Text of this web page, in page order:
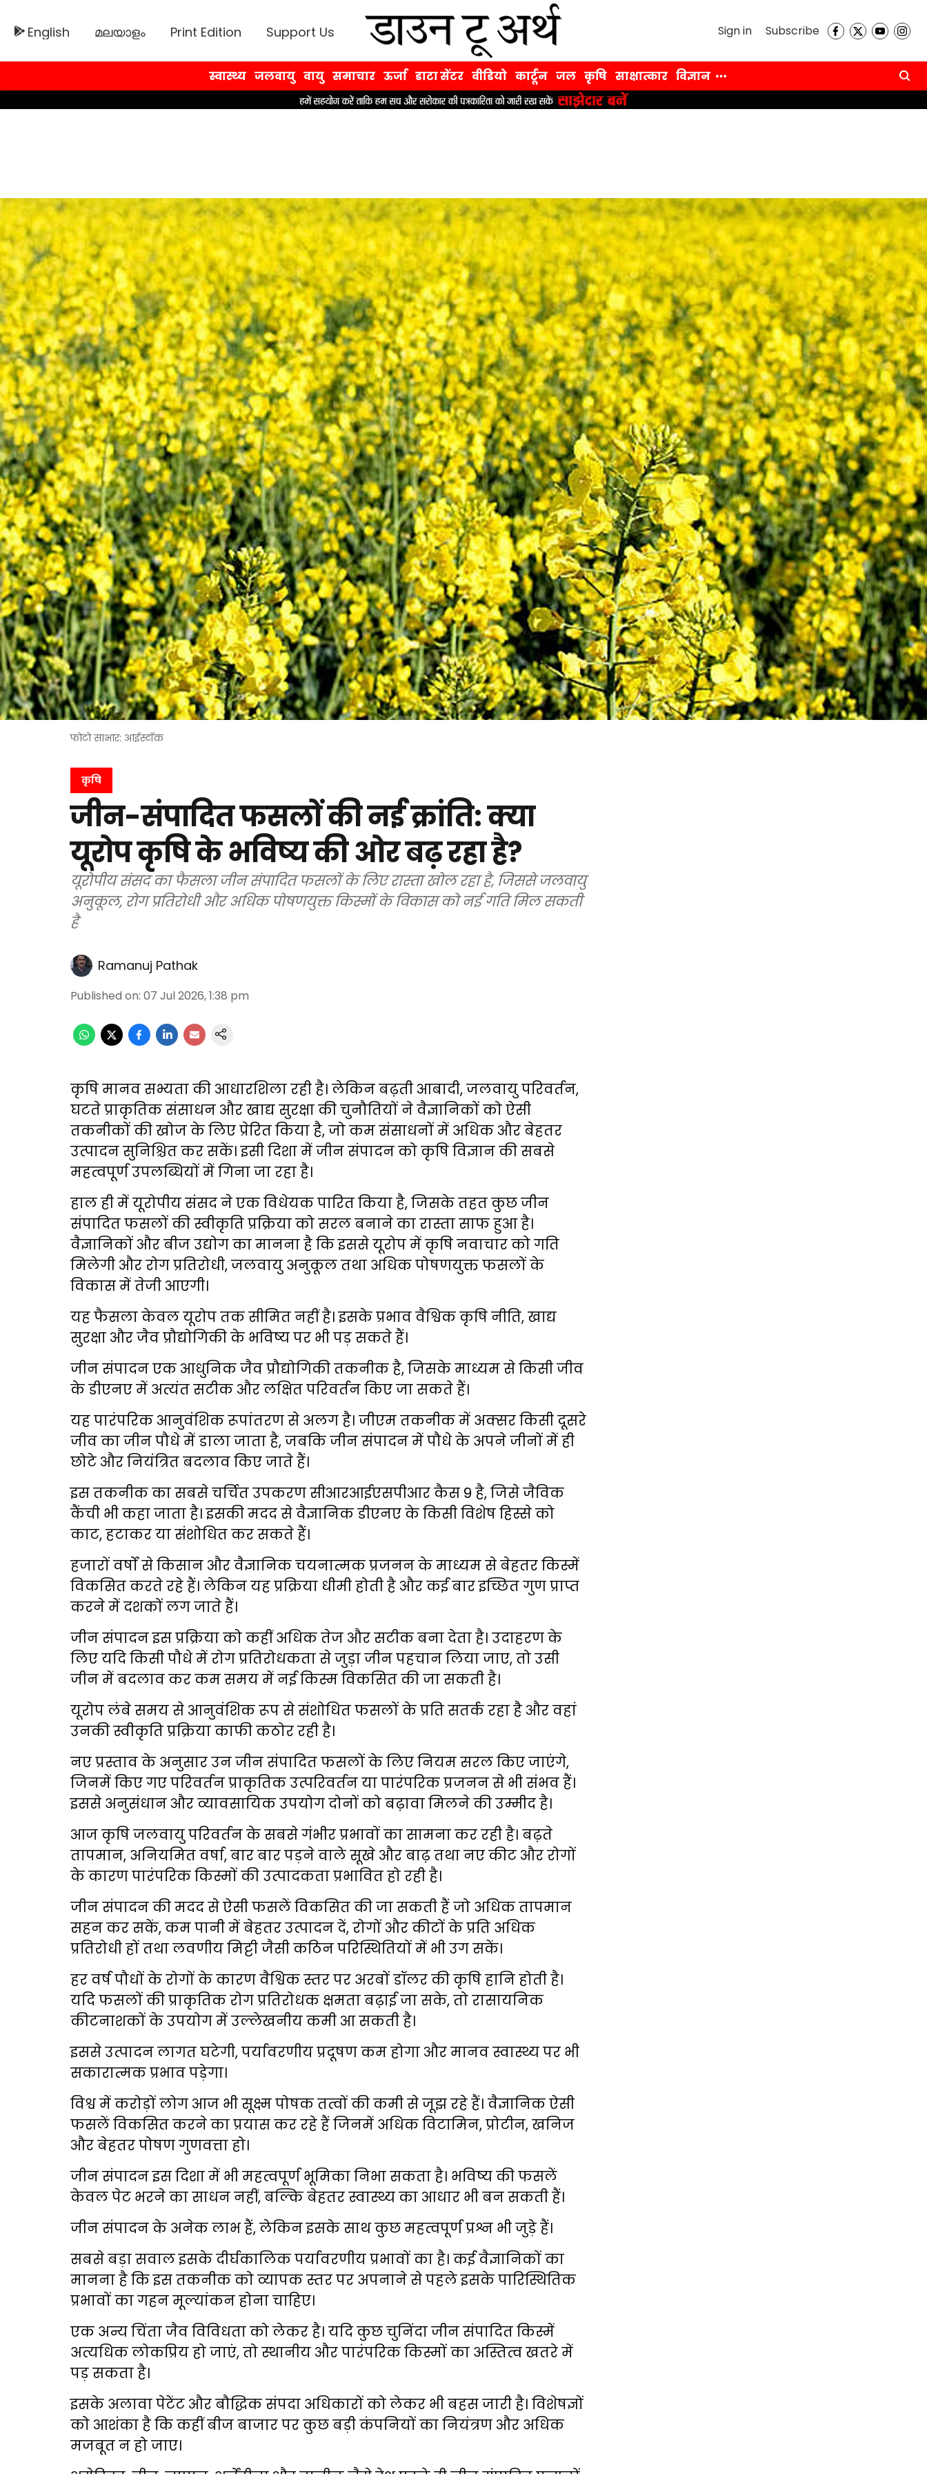
English മലയാളം Print Edition Support Us Sign in Subscribe
स्वास्थ्य जलवायु वायु समाचार ऊर्जा डाटा सेंटर वीडियो कार्टून जल कृषि साक्षात्कार विज्ञान
फोटो साभार: आईस्टॉक
कृषि
जीन-संपादित फसलों की नई क्रांति: क्या
यूरोप कृषि के भविष्य की ओर बढ़ रहा है?
यूरोपीय संसद का फैसला जीन संपादित फसलों के लिए रास्ता खोल रहा है, जिससे जलवायु
अनुकूल, रोग प्रतिरोधी और अधिक पोषणयुक्त किस्मों के विकास को नई गति मिल सकती
है
Ramanuj Pathak
Published on: 07 Jul 2026, 1:38 pm
कृषि मानव सभ्यता की आधारशिला रही है। लेकिन बढ़ती आबादी, जलवायु परिवर्तन,
घटते प्राकृतिक संसाधन और खाद्य सुरक्षा की चुनौतियों ने वैज्ञानिकों को ऐसी
तकनीकों की खोज के लिए प्रेरित किया है, जो कम संसाधनों में अधिक और बेहतर
उत्पादन सुनिश्चित कर सकें। इसी दिशा में जीन संपादन को कृषि विज्ञान की सबसे
महत्वपूर्ण उपलब्धियों में गिना जा रहा है।
हाल ही में यूरोपीय संसद ने एक विधेयक पारित किया है, जिसके तहत कुछ जीन
संपादित फसलों की स्वीकृति प्रक्रिया को सरल बनाने का रास्ता साफ हुआ है।
वैज्ञानिकों और बीज उद्योग का मानना है कि इससे यूरोप में कृषि नवाचार को गति
मिलेगी और रोग प्रतिरोधी, जलवायु अनुकूल तथा अधिक पोषणयुक्त फसलों के
विकास में तेजी आएगी।
यह फैसला केवल यूरोप तक सीमित नहीं है। इसके प्रभाव वैश्विक कृषि नीति, खाद्य
सुरक्षा और जैव प्रौद्योगिकी के भविष्य पर भी पड़ सकते हैं।
जीन संपादन एक आधुनिक जैव प्रौद्योगिकी तकनीक है, जिसके माध्यम से किसी जीव
के डीएनए में अत्यंत सटीक और लक्षित परिवर्तन किए जा सकते हैं।
यह पारंपरिक आनुवंशिक रूपांतरण से अलग है। जीएम तकनीक में अक्सर किसी दूसरे
जीव का जीन पौधे में डाला जाता है, जबकि जीन संपादन में पौधे के अपने जीनों में ही
छोटे और नियंत्रित बदलाव किए जाते हैं।
इस तकनीक का सबसे चर्चित उपकरण सीआरआईएसपीआर कैस 9 है, जिसे जैविक
कैंची भी कहा जाता है। इसकी मदद से वैज्ञानिक डीएनए के किसी विशेष हिस्से को
काट, हटाकर या संशोधित कर सकते हैं।
हजारों वर्षों से किसान और वैज्ञानिक चयनात्मक प्रजनन के माध्यम से बेहतर किस्में
विकसित करते रहे हैं। लेकिन यह प्रक्रिया धीमी होती है और कई बार इच्छित गुण प्राप्त
करने में दशकों लग जाते हैं।
जीन संपादन इस प्रक्रिया को कहीं अधिक तेज और सटीक बना देता है। उदाहरण के
लिए यदि किसी पौधे में रोग प्रतिरोधकता से जुड़ा जीन पहचान लिया जाए, तो उसी
जीन में बदलाव कर कम समय में नई किस्म विकसित की जा सकती है।
यूरोप लंबे समय से आनुवंशिक रूप से संशोधित फसलों के प्रति सतर्क रहा है और वहां
उनकी स्वीकृति प्रक्रिया काफी कठोर रही है।
नए प्रस्ताव के अनुसार उन जीन संपादित फसलों के लिए नियम सरल किए जाएंगे,
जिनमें किए गए परिवर्तन प्राकृतिक उत्परिवर्तन या पारंपरिक प्रजनन से भी संभव हैं।
इससे अनुसंधान और व्यावसायिक उपयोग दोनों को बढ़ावा मिलने की उम्मीद है।
आज कृषि जलवायु परिवर्तन के सबसे गंभीर प्रभावों का सामना कर रही है। बढ़ते
तापमान, अनियमित वर्षा, बार बार पड़ने वाले सूखे और बाढ़ तथा नए कीट और रोगों
के कारण पारंपरिक किस्मों की उत्पादकता प्रभावित हो रही है।
जीन संपादन की मदद से ऐसी फसलें विकसित की जा सकती हैं जो अधिक तापमान
सहन कर सकें, कम पानी में बेहतर उत्पादन दें, रोगों और कीटों के प्रति अधिक
प्रतिरोधी हों तथा लवणीय मिट्टी जैसी कठिन परिस्थितियों में भी उग सकें।
हर वर्ष पौधों के रोगों के कारण वैश्विक स्तर पर अरबों डॉलर की कृषि हानि होती है।
यदि फसलों की प्राकृतिक रोग प्रतिरोधक क्षमता बढ़ाई जा सके, तो रासायनिक
कीटनाशकों के उपयोग में उल्लेखनीय कमी आ सकती है।
इससे उत्पादन लागत घटेगी, पर्यावरणीय प्रदूषण कम होगा और मानव स्वास्थ्य पर भी
सकारात्मक प्रभाव पड़ेगा।
विश्व में करोड़ों लोग आज भी सूक्ष्म पोषक तत्वों की कमी से जूझ रहे हैं। वैज्ञानिक ऐसी
फसलें विकसित करने का प्रयास कर रहे हैं जिनमें अधिक विटामिन, प्रोटीन, खनिज
और बेहतर पोषण गुणवत्ता हो।
जीन संपादन इस दिशा में भी महत्वपूर्ण भूमिका निभा सकता है। भविष्य की फसलें
केवल पेट भरने का साधन नहीं, बल्कि बेहतर स्वास्थ्य का आधार भी बन सकती हैं।
जीन संपादन के अनेक लाभ हैं, लेकिन इसके साथ कुछ महत्वपूर्ण प्रश्न भी जुड़े हैं।
सबसे बड़ा सवाल इसके दीर्घकालिक पर्यावरणीय प्रभावों का है। कई वैज्ञानिकों का
मानना है कि इस तकनीक को व्यापक स्तर पर अपनाने से पहले इसके पारिस्थितिक
प्रभावों का गहन मूल्यांकन होना चाहिए।
एक अन्य चिंता जैव विविधता को लेकर है। यदि कुछ चुनिंदा जीन संपादित किस्में
अत्यधिक लोकप्रिय हो जाएं, तो स्थानीय और पारंपरिक किस्मों का अस्तित्व खतरे में
पड़ सकता है।
इसके अलावा पेटेंट और बौद्धिक संपदा अधिकारों को लेकर भी बहस जारी है। विशेषज्ञों
को आशंका है कि कहीं बीज बाजार पर कुछ बड़ी कंपनियों का नियंत्रण और अधिक
मजबूत न हो जाए।